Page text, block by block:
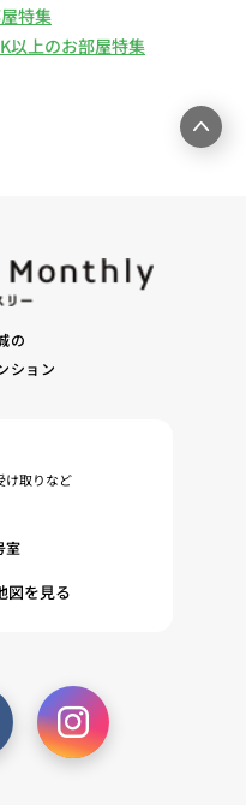
特集
以上のお部屋特集
の
ション
け取りなど
室
図を見る